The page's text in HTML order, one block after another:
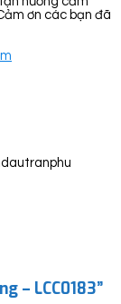
ơn các bạn đã
– LCC0183”